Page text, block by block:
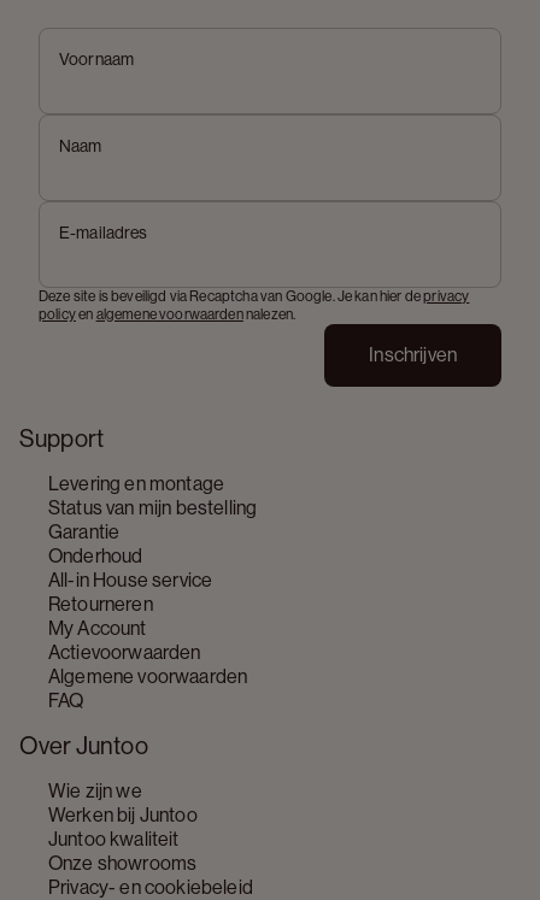
Support
Levering en montage
Status van mijn bestelling
Garantie
Onderhoud
All-in House service
Retourneren
My Account
Actievoorwaarden
Algemene voorwaarden
FAQ
Over Juntoo
Wie zijn we
Werken bij Juntoo
Juntoo kwaliteit
Onze showrooms
Privacy- en cookiebeleid
Voornaam
Naam
E-mailadres
Deze site is beveiligd via Recaptcha van Google. Je kan hier deprivacy
policyen algemene voorwaardennalezen.
Inschrijven